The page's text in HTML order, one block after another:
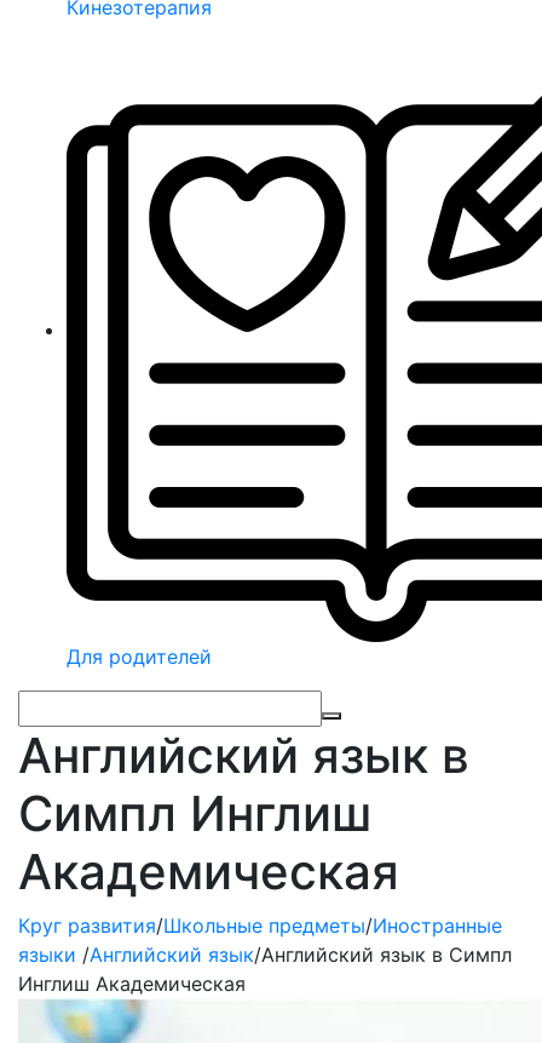
Кинезотерапия
Для родителей
Английский язык в
Симпл Инглиш
Академическая
Круг развития/Школьные предметы/Иностранные
языки /Английский язык/Английский язык в Симпл
Инглиш Академическая